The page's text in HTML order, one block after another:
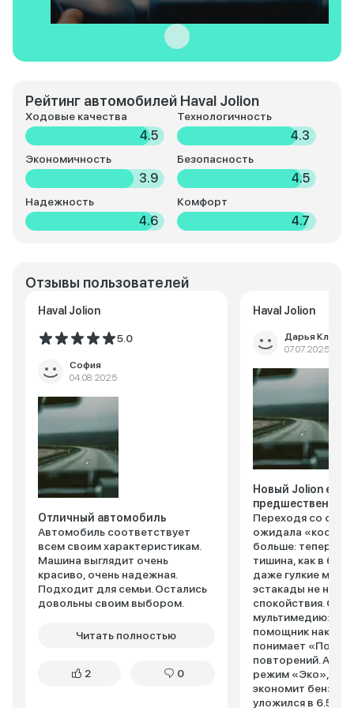
Рейтинг автомобилей Haval Jolion
Ходовые качества
4.5
Технологичность
4.3
Экономичность
3.9
Безопасность
4.5
Надежность
4.6
Комфорт
4.7
Отзывы пользователей
Haval Jolion
5.0
София
04.08.2025
Отличный автомобиль
Автомобиль соответствует
всем своим характеристикам.
Машина выглядит очень
красиво, очень надежная.
Подходит для семьи. Остались
довольны своим выбором.
Читать полностью
2 0
Haval Jolion
Дарья
07.07.2025
Новый Jolion еще
Переходя со
ожидала
больше: теперь в
тишина, как в
даже гулкие
эстакады не
спокойствия.
мультимедию:
помощник
понимает
повторений. А
режим «Эко»,
экономит бензин
уложился в 6.5